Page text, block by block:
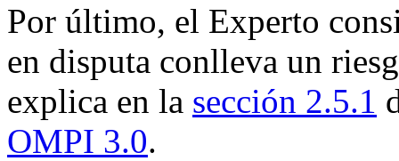
Por último, el Experto
en disputa conlleva un
explica en la sección 2.5.1
OMPI 3.0.